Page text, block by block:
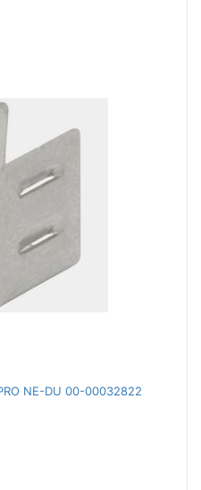
NE-DU 00-00032822